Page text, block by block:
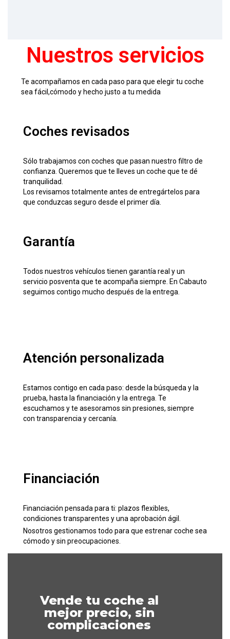
Nuestros servicios
Te acompañamos en cada paso para que elegir tu coche
sea fácil,cómodo y hecho justo a tu medida
Coches revisados
Sólo trabajamos con coches que pasan nuestro filtro de
confianza. Queremos que te lleves un coche que te dé
tranquilidad.
Los revisamos totalmente antes de entregártelos para
que conduzcas seguro desde el primer día.
Garantía
Todos nuestros vehículos tienen garantía real y un
servicio posventa que te acompaña siempre. En Cabauto
seguimos contigo mucho después de la entrega.
Atención personalizada
Estamos contigo en cada paso: desde la búsqueda y la
prueba, hasta la financiación y la entrega. Te
escuchamos y te asesoramos sin presiones, siempre
con transparencia y cercanía.
Financiación
Financiación pensada para ti: plazos flexibles,
condiciones transparentes y una aprobación ágil.
Nosotros gestionamos todo para que estrenar coche sea
cómodo y sin preocupaciones.
Vende tu coche al
mejor precio, sin
complicaciones